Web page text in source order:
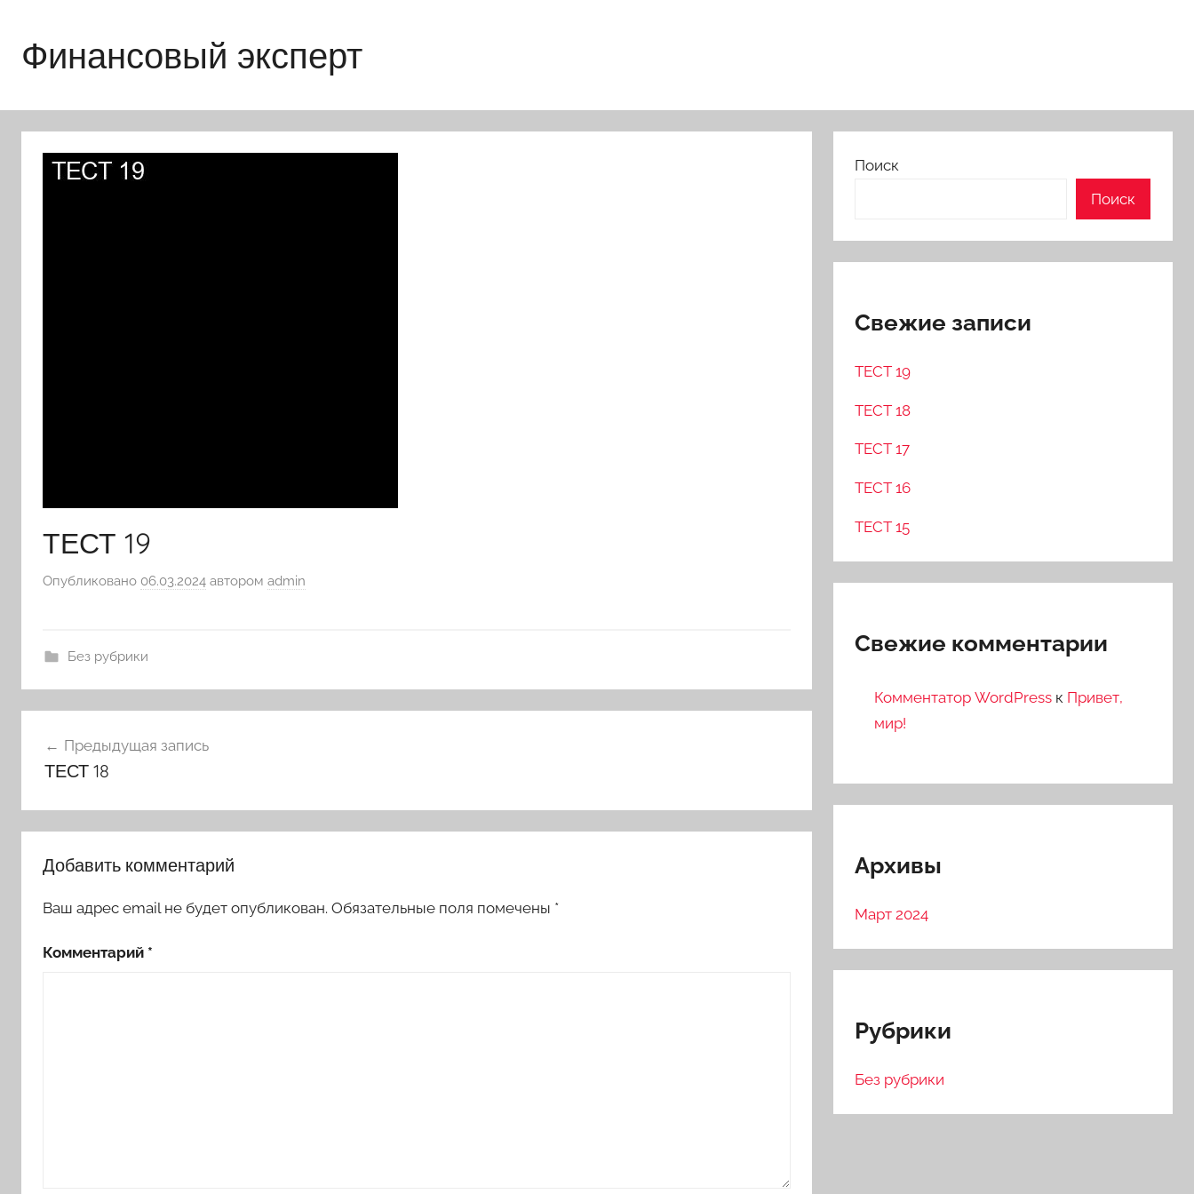
содержимому
Финансовый эксперт
ТЕСТ 19
Опубликовано 06.03.2024 автором admin
Без рубрики
по
Предыдущая запись
ТЕСТ 18
Добавить комментарий
Ваш адрес email не будет опубликован. Обязательные поля помечены *
Комментарий *
Поиск
Поиск
Свежие записи
ТЕСТ 19
ТЕСТ 18
ТЕСТ 17
ТЕСТ 16
ТЕСТ 15
Свежие комментарии
Комментатор WordPressк Привет,
мир!
Архивы
Март 2024
Рубрики
Без рубрики